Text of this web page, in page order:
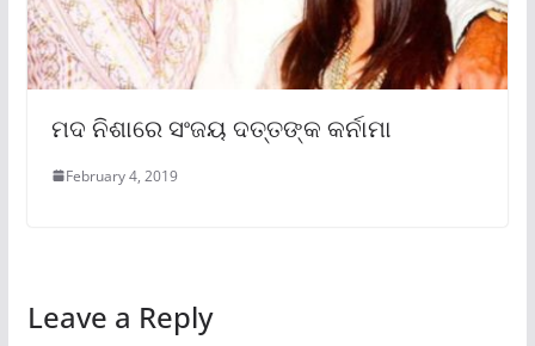
ମଦ ନିଶାରେ ସଂଜୟ ଦତ୍ତଙ୍କ କର୍ନାମା
February 4, 2019
Leave a Reply